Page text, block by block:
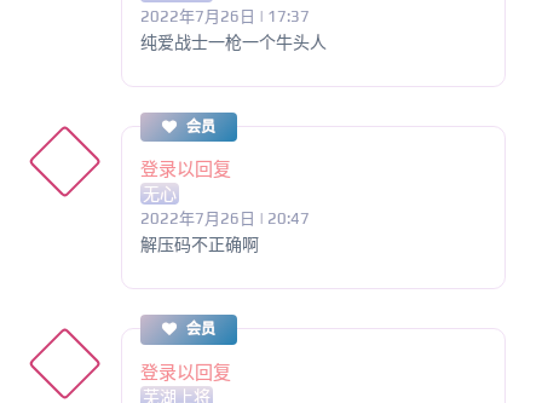
2022年7月26日 | 17:37
纯爱战士一枪一个牛头人
会员
登录以回复
无心
2022年7月26日 | 20:47
解压码不正确啊
会员
登录以回复
芜湖上将